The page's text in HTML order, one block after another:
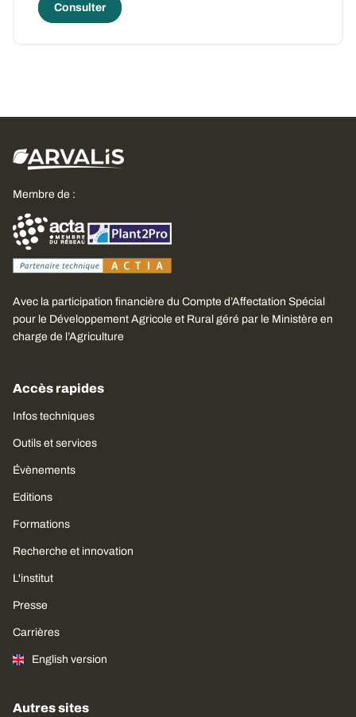
Consulter
Membre de :
Avec la participation financière du Compte d’Affectation Spécial
pour le Développement Agricole et Rural géré par le Ministère en
charge de l’Agriculture
Accès rapides
Infos techniques
Outils et services
Évènements
Editions
Formations
Recherche et innovation
L'institut
Presse
Carrières
English version
Autres sites